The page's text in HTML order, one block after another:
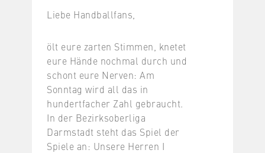
Liebe Handballfans,
ölt eure zarten Stimmen, knetet
eure Hände nochmal durch und
schont eure Nerven: Am
Sonntag wird all das in
hundertfacher Zahl gebraucht.
In der Bezirksoberliga
Darmstadt steht das Spiel der
Spiele an: Unsere Herren I